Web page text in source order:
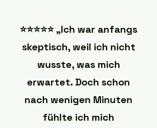
⭐️⭐️⭐️⭐️⭐️ „Ich war anfangs
skeptisch, weil ich nicht
wusste, was mich
erwartet. Doch schon
nach wenigen Minuten
fühlte ich mich